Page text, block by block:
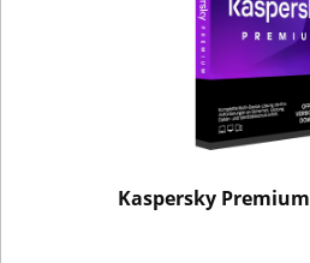
Kaspersky Premium